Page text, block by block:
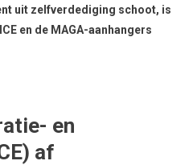
uit zelfverdediging schoot, is
en de MAGA-aanhangers
en
af